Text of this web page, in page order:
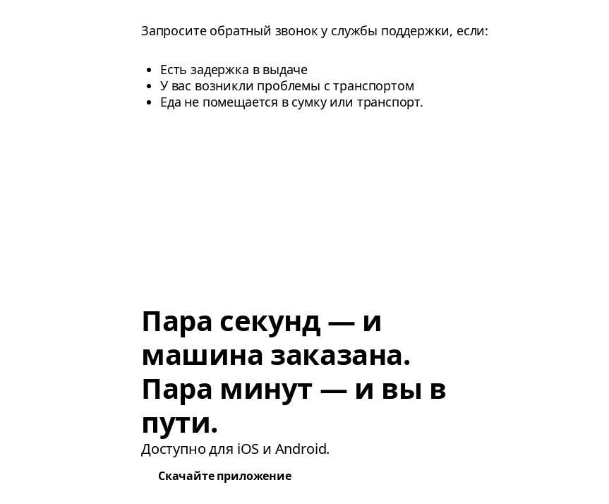
Запросите обратный звонок у службы поддержки, если:
Есть задержка в выдаче
У вас возникли проблемы с транспортом
Еда не помещается в сумку или транспорт.
Пара секунд — и
машина заказана.
Пара минут — и вы в
пути.
Доступно для iOS и Android.
Скачайте приложение